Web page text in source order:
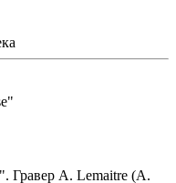
Гравер A. Lemaitre (А.